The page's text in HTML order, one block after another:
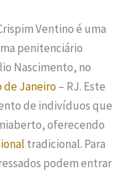
Ventino é uma
penitenciário
Nascimento, no
de Janeiro– RJ. Este
de indivíduos que
oferecendo
tradicional. Para
podem entrar